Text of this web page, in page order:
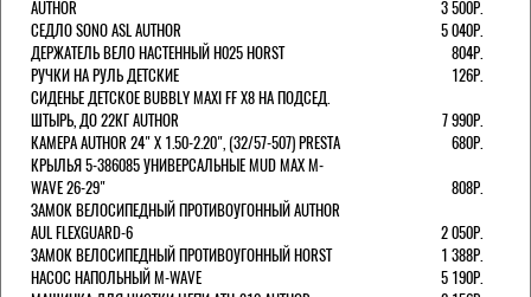
AUTHOR
3 500Р.
СЕДЛО SONO ASL AUTHOR
5 040Р.
ДЕРЖАТЕЛЬ ВЕЛО НАСТЕННЫЙ H025 HORST
804Р.
РУЧКИ НА РУЛЬ ДЕТСКИЕ
126Р.
СИДЕНЬЕ ДЕТСКОЕ BUBBLY MAXI FF X8 НА ПОДСЕД.
ШТЫРЬ, ДО 22КГ AUTHOR
7 990Р.
КАМЕРА AUTHOR 24" Х 1.50-2.20", (32/57-507) PRESTA
680Р.
КРЫЛЬЯ 5-386085 УНИВЕРСАЛЬНЫЕ MUD MAX M-
WAVE 26-29"
808Р.
ЗАМОК ВЕЛОСИПЕДНЫЙ ПРОТИВОУГОННЫЙ AUTHOR
AUL FLEXGUARD-6
2 050Р.
ЗАМОК ВЕЛОСИПЕДНЫЙ ПРОТИВОУГОННЫЙ HORST
1 388Р.
НАСОС НАПОЛЬНЫЙ M-WAVE
5 190Р.